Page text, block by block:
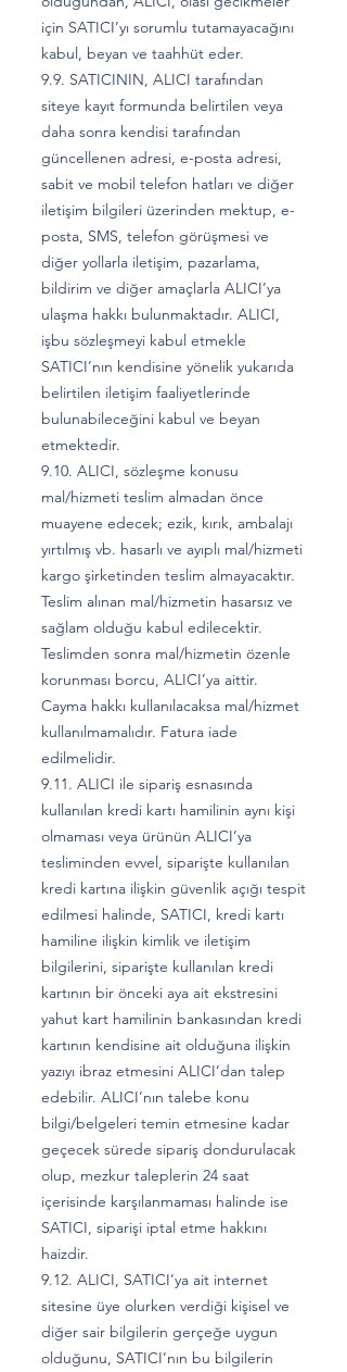
için SATICI’yı sorumlu tutamayacağını
kabul, beyan ve taahhüt eder.
9.9. SATICININ, ALICI tarafından
siteye kayıt formunda belirtilen veya
daha sonra kendisi tarafından
güncellenen adresi, e-posta adresi,
sabit ve mobil telefon hatları ve diğer
iletişim bilgileri üzerinden mektup, e-
posta, SMS, telefon görüşmesi ve
diğer yollarla iletişim, pazarlama,
bildirim ve diğer amaçlarla ALICI’ya
ulaşma hakkı bulunmaktadır. ALICI,
işbu sözleşmeyi kabul etmekle
SATICI’nın kendisine yönelik yukarıda
belirtilen iletişim faaliyetlerinde
bulunabileceğini kabul ve beyan
etmektedir.
9.10. ALICI, sözleşme konusu
mal/hizmeti teslim almadan önce
muayene edecek; ezik, kırık, ambalajı
yırtılmış vb. hasarlı ve ayıplı mal/hizmeti
kargo şirketinden teslim almayacaktır.
Teslim alınan mal/hizmetin hasarsız ve
sağlam olduğu kabul edilecektir.
Teslimden sonra mal/hizmetin özenle
korunması borcu, ALICI’ya aittir.
Cayma hakkı kullanılacaksa mal/hizmet
kullanılmamalıdır. Fatura iade
edilmelidir.
9.11. ALICI ile sipariş esnasında
kullanılan kredi kartı hamilinin aynı kişi
olmaması veya ürünün ALICI’ya
tesliminden evvel, siparişte kullanılan
kredi kartına ilişkin güvenlik açığı tespit
edilmesi halinde, SATICI, kredi kartı
hamiline ilişkin kimlik ve iletişim
bilgilerini, siparişte kullanılan kredi
kartının bir önceki aya ait ekstresini
yahut kart hamilinin bankasından kredi
kartının kendisine ait olduğuna ilişkin
yazıyı ibraz etmesini ALICI’dan talep
edebilir. ALICI’nın talebe konu
bilgi/belgeleri temin etmesine kadar
geçecek sürede sipariş dondurulacak
olup, mezkur taleplerin 24 saat
içerisinde karşılanmaması halinde ise
SATICI, siparişi iptal etme hakkını
haizdir.
9.12. ALICI, SATICI’ya ait internet
sitesine üye olurken verdiği kişisel ve
diğer sair bilgilerin gerçeğe uygun
olduğunu, SATICI’nın bu bilgilerin